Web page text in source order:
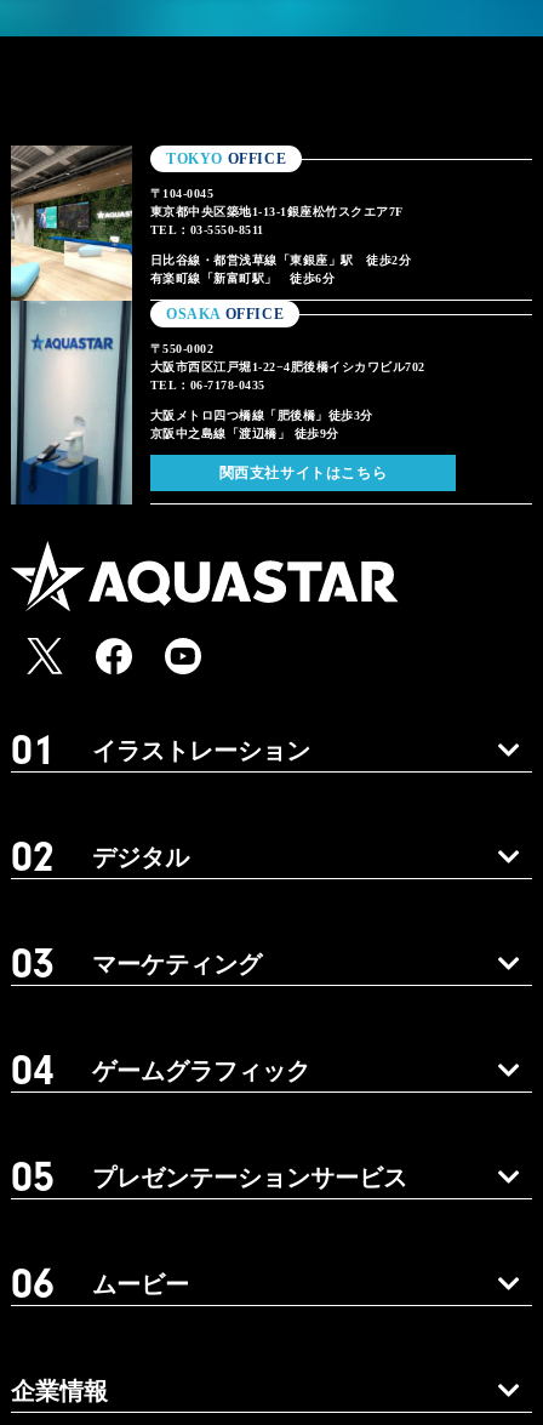
TOKYO OFFICE
〒104-0045
東京都中央区築地1-13-1銀座松竹スクエア7F
TEL：03-5550-8511
日比谷線・都営浅草線「東銀座」駅 徒歩2分
有楽町線「新富町駅」 徒歩6分
OSAKA OFFICE
〒550-0002
大阪市西区江戸堀1-22−4肥後橋イシカワビル702
TEL：06-7178-0435
大阪メトロ四つ橋線「肥後橋」徒歩3分
京阪中之島線「渡辺橋」 徒歩9分
関西支社サイトはこちら
イラストレーション
デジタル
マーケティング
ゲームグラフィック
プレゼンテーションサービス
ムービー
企業情報